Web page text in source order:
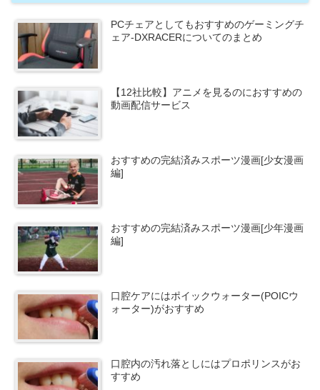
PCチェアとしてもおすすめのゲーミングチ
ェア-DXRACERについてのまとめ
【12社比較】アニメを見るのにおすすめの
動画配信サービス
おすすめの完結済みスポーツ漫画[少女漫画
編]
おすすめの完結済みスポーツ漫画[少年漫画
編]
口腔ケアにはポイックウォーター(POICウ
ォーター)がおすすめ
口腔内の汚れ落としにはプロポリンスがお
すすめ